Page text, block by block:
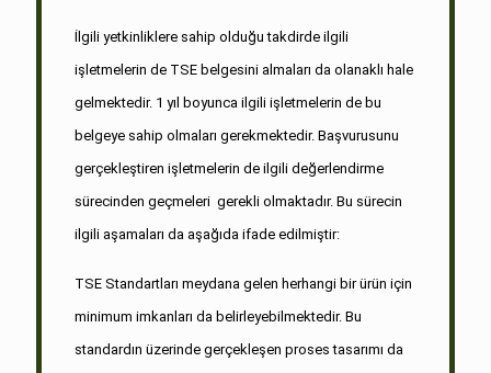
İlgili yetkinliklere sahip olduğu takdirde ilgili
işletmelerin de TSE belgesini almaları da olanaklı hale
gelmektedir. 1 yıl boyunca ilgili işletmelerin de bu
belgeye sahip olmaları gerekmektedir. Başvurusunu
gerçekleştiren işletmelerin de ilgili değerlendirme
sürecinden geçmeleri gerekli olmaktadır. Bu sürecin
ilgili aşamaları da aşağıda ifade edilmiştir:
TSE Standartları meydana gelen herhangi bir ürün için
minimum imkanları da belirleyebilmektedir. Bu
standardın üzerinde gerçekleşen proses tasarımı da